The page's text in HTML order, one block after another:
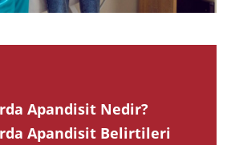
Apandisit Nedir?
Apandisit Belirtileri